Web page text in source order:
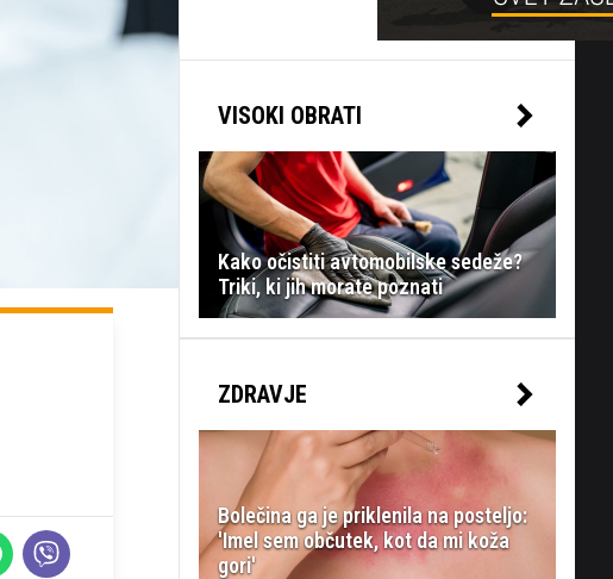
VISOKI OBRATI
Kako očistiti avtomobilske sedeže?
Triki, ki jih morate poznati
ZDRAVJE
Bolečina ga je priklenila na posteljo:
'Imel sem občutek, kot da mi koža
gori'